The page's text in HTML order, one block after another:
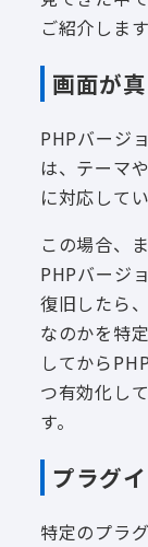
ご紹介します
画面が
PHPバージ
は、テーマ
に対応して
この場合、
PHPバージ
復旧したら
なのかを特
してから
つ有効化し
す。
プラグ
特定のプラ